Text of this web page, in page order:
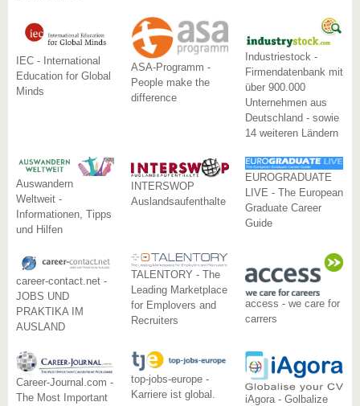
IEC - International
Education for Global
Minds
ASA-Programm -
People make the
difference
Industriestock -
Firmendatenbank mit
über 900.000
Unternehmen aus
Deutschland - sowie
14 weiteren Ländern
Auswandern
Weltweit -
Informationen, Tipps
und Hilfen
INTERSWOP
Auslandsaufenthalte
EUROGRADUATE
LIVE - The European
Graduate Career
Guide
career-contact.net -
JOBS UND
PRAKTIKA IM
AUSLAND
TALENTORY - The
Leading Marketplace
for Emplovers and
Recruiters
access - we care for
carrers
Career-Journal.com -
The Most Important
top-jobs-europe -
Karriere ist global.
iAgora - Golbalize